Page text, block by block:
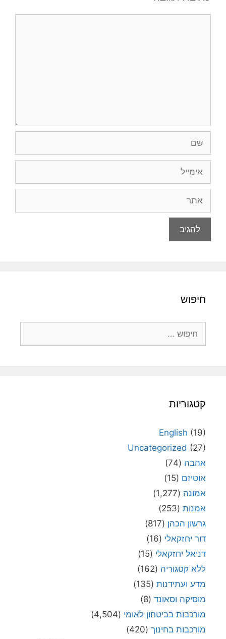
חיפוש
קטגוריות
English (19)
Uncategorized (27)
אהבה (74)
אוטיזם (15)
אמונה (1,277)
אמנות (253)
גרשון הכהן (817)
דור יחזקאלי (16)
דניאל יחזקאלי (15)
ללא קטגוריה (162)
מדע ועתידנות (135)
מוסיקה וסאונד (8)
מורכבות בביטחון לאומי (4,504)
מורכבות בחינוך (420)